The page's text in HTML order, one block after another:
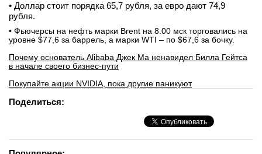
• Доллар стоит порядка 65,7 рубля, за евро дают 74,9
рубля.
• Фьючерсы на нефть марки Brent на 8.00 мск торговались на
уровне $77,6 за баррель, а марки WTI – по $67,6 за бочку.
Почему основатель Alibaba Джек Ма ненавидел Билла Гейтса
в начале своего бизнес-пути
Покупайте акции NVIDIA, пока другие паникуют
Поделиться: